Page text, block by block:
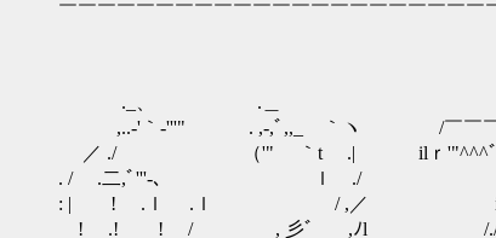
￣￣￣￣￣￣￣￣￣￣￣￣￣￣￣￣￣￣￣￣￣￣
._、 .＿ ＿_ ＿
,..-'｀-'''" . ,-,ﾞ,,_ ｀ヽ /￣
／ ./ （'" ｀t .| ilｒ
. / .二,ﾞ'''-、 ｌ ./ / /
: | ! .ｌ .ｌ / ,／ i"/ ＼
! .! ! / , 彡゛ ,